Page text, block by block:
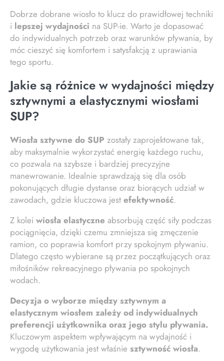
Dobrze dobrane wiosło to klucz do prawidłowej techniki
i lepszej wydajności na SUP-ie. Warto je dopasować
do indywidualnych potrzeb oraz warunków pływania, by
móc cieszyć się komfortem i satysfakcją z uprawiania
tego sportu.
Jakie są różnice w wydajności między
sztywnymi a elastycznymi wiosłami
SUP?
Wiosła sztywne do SUP zostały zaprojektowane tak,
aby maksymalnie wykorzystać energię każdego ruchu,
co pozwala na szybsze i bardziej precyzyjne
manewrowanie. Idealnie sprawdzają się dla osób
pokonujących długie dystanse oraz biorących udział w
zawodach, gdzie kluczowa jest efektywność.
Z kolei wiosła elastyczne absorbują część siły podczas
pociągnięcia, dzięki czemu zmniejsza się zmęczenie
ramion, co poprawia komfort przy spokojnym pływaniu.
Dlatego często wybierane są przez początkujących oraz
miłośników rekreacyjnego pływania po spokojnych
wodach.
Decyzja o wyborze między sztywnym a
elastycznym wiosłem zależy od indywidualnych
preferencji użytkownika oraz jego stylu pływania.
Kluczowym aspektem wpływającym na wydajność i
wygodę użytkowania jest właśnie sztywność wiosła.